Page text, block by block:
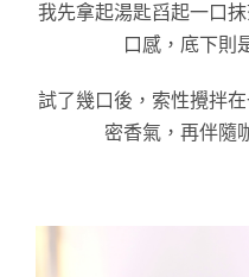
我先拿起湯匙舀起一口
口感，底下則
試了幾口後，索性攪拌
密香氣，再伴隨